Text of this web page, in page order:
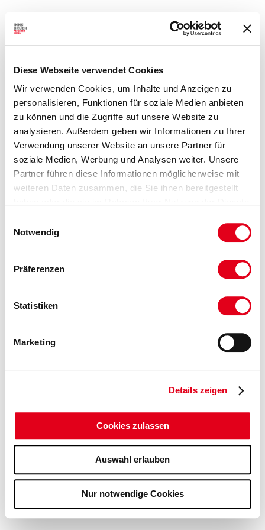
Diese Webseite verwendet Cookies
Wir verwenden Cookies, um Inhalte und Anzeigen zu
personalisieren, Funktionen für soziale Medien anbieten
zu können und die Zugriffe auf unsere Website zu
analysieren. Außerdem geben wir Informationen zu Ihrer
Verwendung unserer Website an unsere Partner für
soziale Medien, Werbung und Analysen weiter. Unsere
Partner führen diese Informationen möglicherweise mit
weiteren Daten zusammen, die Sie ihnen bereitgestellt
Notwendig
Präferenzen
Statistiken
Marketing
Details zeigen
Cookies zulassen
Auswahl erlauben
Nur notwendige Cookies